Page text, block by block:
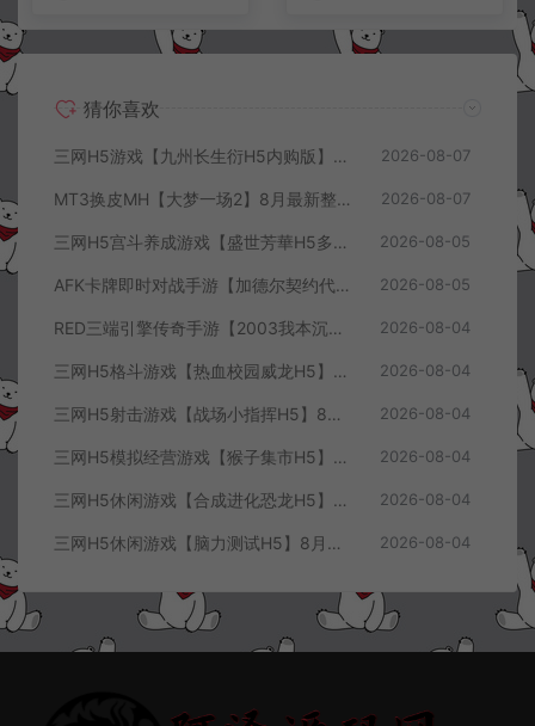
猜你喜欢
三网H5游戏【九州长生衍H5内购版】8月最新整理Linux手工服务端+管理后台+GM授权后台+简易安卓客户端+详细搭建教程+视频教程 2026-08-07
MT3换皮MH【大梦一场2】8月最新整理Linux手工服务端+源码+管理后台+安卓苹果双端+详细搭建教程+视频教程 2026-08-07
三网H5宫斗养成游戏【盛世芳華H5多区跨服代金券内购优化版】8月最新整理Linux手工服务端+CDK授权后台+全资源安卓+详细搭建教程+视频教程 2026-08-05
AFK卡牌即时对战手游【加德尔契约代金券内购修复版】8月最新整理Linux手工服务端+前后端全套源码+CDK授权后台+安卓苹果双端+详细搭建教程+视频教程 2026-08-05
RED三端引擎传奇手游【2003我本沉默三职业】8月最新整理Win一键服务端+PC安卓+详细搭建教程 2026-08-04
三网H5格斗游戏【热血校园威龙H5】8月最新整理Linux手工服务端+Win一键服务端+解压即玩+简易安卓客户端+详细搭建教程 2026-08-04
三网H5射击游戏【战场小指挥H5】8月最新整理Linux手工服务端+Win一键服务端+解压即玩+简易安卓客户端+详细搭建教程 2026-08-04
三网H5模拟经营游戏【猴子集市H5】8月最新整理Linux手工服务端+Win一键服务端+解压即玩+简易安卓客户端+详细搭建教程 2026-08-04
三网H5休闲游戏【合成进化恐龙H5】8月最新整理Linux手工服务端+Win一键服务端+解压即玩+简易安卓客户端+详细搭建教程 2026-08-04
三网H5休闲游戏【脑力测试H5】8月最新整理Linux手工服务端+Win一键服务端+解压即玩+简易安卓客户端+详细搭建教程 2026-08-04